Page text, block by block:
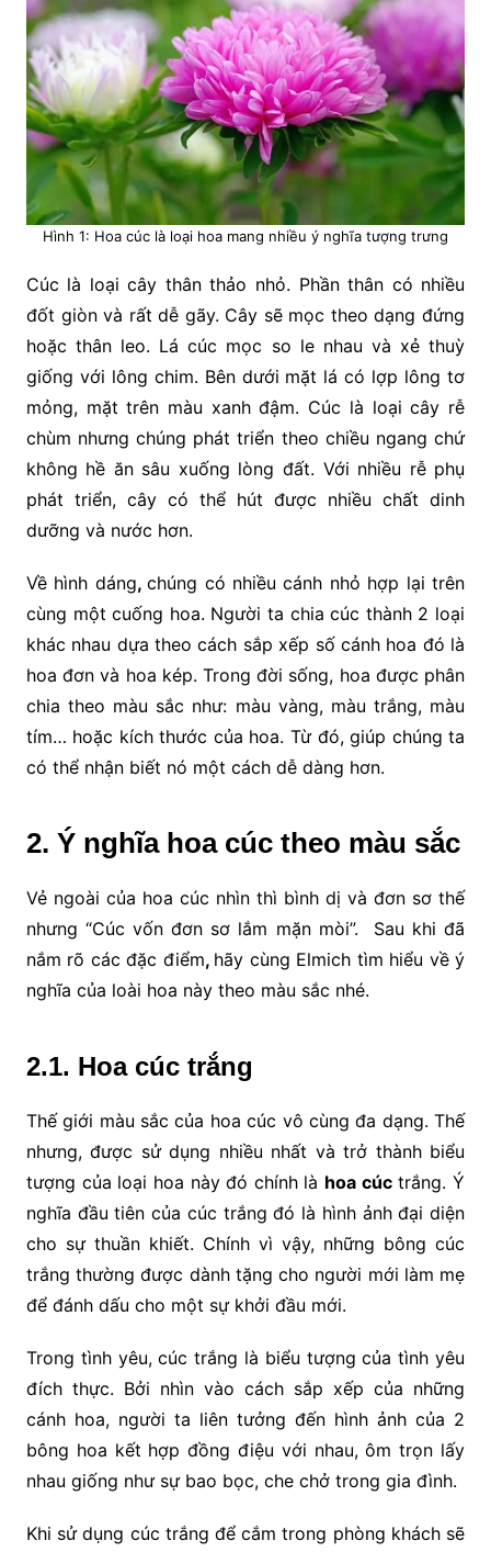
Hình 1: Hoa cúc là loại hoa mang nhiều ý nghĩa tượng trưng
Cúc là loại cây thân thảo nhỏ. Phần thân có nhiều
đốt giòn và rất dễ gãy. Cây sẽ mọc theo dạng đứng
hoặc thân leo. Lá cúc mọc so le nhau và xẻ thuỳ
giống với lông chim. Bên dưới mặt lá có lợp lông tơ
mỏng, mặt trên màu xanh đậm. Cúc là loại cây rễ
chùm nhưng chúng phát triển theo chiều ngang chứ
không hề ăn sâu xuống lòng đất. Với nhiều rễ phụ
phát triển, cây có thể hút được nhiều chất dinh
dưỡng và nước hơn.
Về hình dáng,chúng có nhiều cánh nhỏ hợp lại trên
cùng một cuống hoa. Người ta chia cúc thành 2 loại
khác nhau dựa theo cách sắp xếp số cánh hoa đó là
hoa đơn và hoa kép. Trong đời sống, hoa được phân
chia theo màu sắc như: màu vàng, màu trắng, màu
tím… hoặc kích thước của hoa. Từ đó, giúp chúng ta
có thể nhận biết nó một cách dễ dàng hơn.
2. Ý nghĩa hoa cúc theo màu sắc
Vẻ ngoài của hoa cúc nhìn thì bình dị và đơn sơ thế
nhưng “Cúc vốn đơn sơ lắm mặn mòi”. Sau khi đã
nắm rõ các đặc điểm, hãy cùng Elmich tìm hiểu về ý
nghĩa của loài hoa này theo màu sắc nhé.
2.1. Hoa cúc trắng
Thế giới màu sắc của hoa cúc vô cùng đa dạng. Thế
nhưng, được sử dụng nhiều nhất và trở thành biểu
tượng của loại hoa này đó chính là hoa cúctrắng.Ý
nghĩa đầu tiên của cúc trắng đó là hình ảnh đại diện
cho sự thuần khiết. Chính vì vậy, những bông cúc
trắng thường được dành tặng cho người mới làm mẹ
để đánh dấu cho một sự khởi đầu mới.
Trong tình yêu, cúc trắng là biểu tượng của tình yêu
đích thực. Bởi nhìn vào cách sắp xếp của những
cánh hoa, người ta liên tưởng đến hình ảnh của 2
bông hoa kết hợp đồng điệu với nhau, ôm trọn lấy
nhau giống như sự bao bọc, che chở trong gia đình.
Khi sử dụng cúc trắng để cắm trong phòng khách sẽ